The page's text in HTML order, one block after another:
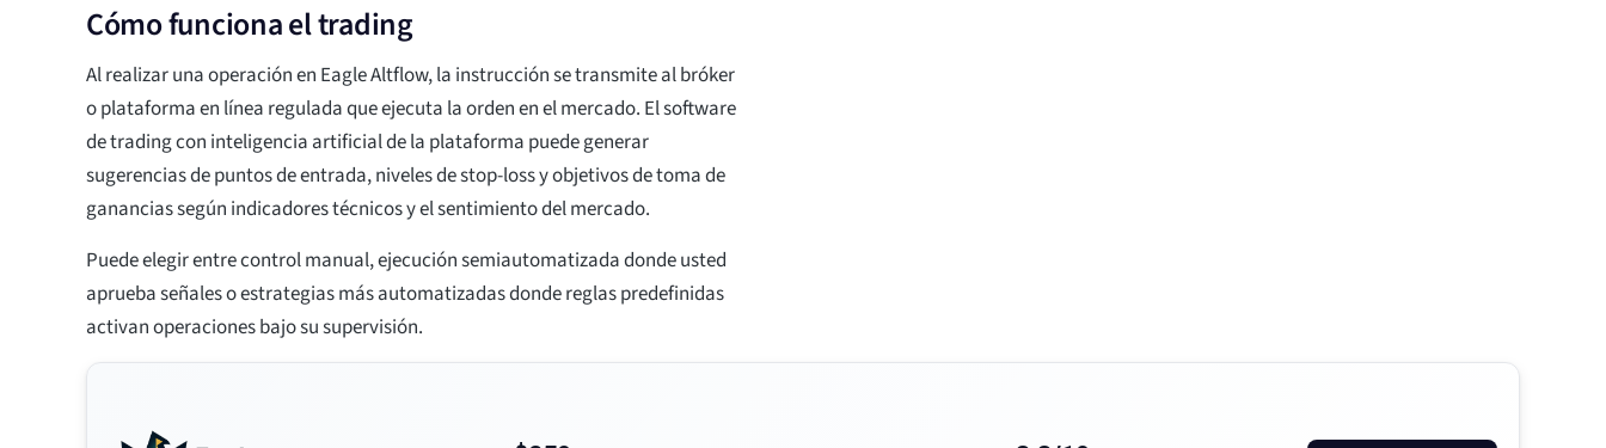
Cómo funciona el trading
Al realizar una operación en Eagle Altflow, la instrucción se transmite al bróker
o plataforma en línea regulada que ejecuta la orden en el mercado. El software
de trading con inteligencia artificial de la plataforma puede generar
sugerencias de puntos de entrada, niveles de stop-loss y objetivos de toma de
ganancias según indicadores técnicos y el sentimiento del mercado.
Puede elegir entre control manual, ejecución semiautomatizada donde usted
aprueba señales o estrategias más automatizadas donde reglas predefinidas
activan operaciones bajo su supervisión.